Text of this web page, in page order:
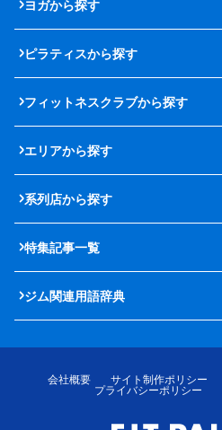
ヨガから探す
ピラティスから探す
フィットネスクラブから探す
エリアから探す
系列店から探す
特集記事一覧
ジム関連用語辞典
会社概要 サイト制作ポリシー
プライバシーポリシー